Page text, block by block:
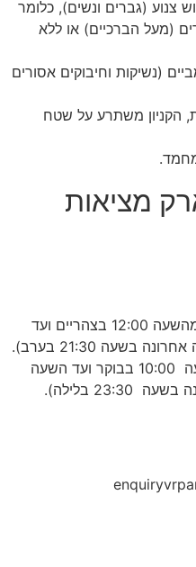
צנוע (גברים ונשים), כלומר
(מעל הברכיים) או ללא
(נשיקות וחיבוקים אסורים
הקניון משתרע על שטח
מציאות
ימי ראשון עד חמישי, החל מהשעה 12:00 בצהריים ועד
ימי שישי ושבת, החל מהשעה 10:00 בבוקר ועד השעה